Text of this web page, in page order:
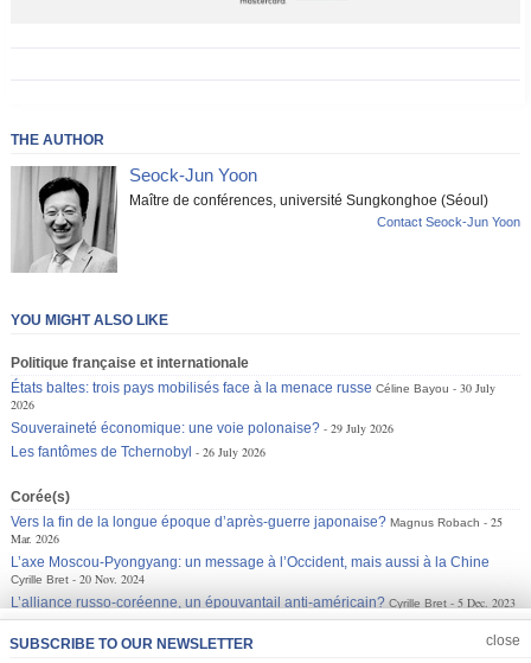
THE AUTHOR
Seock-Jun Yoon
Maître de conférences, université Sungkonghoe (Séoul)
Contact Seock-Jun Yoon
SUBSCRIBE TO OUR NEWSLETTER close
JOIN US CLOSE
YOU MIGHT ALSO LIKE
Politique française et internationale
États baltes: trois pays mobilisés face à la menace russe Céline Bayou
30 July
2026
Souveraineté économique: une voie polonaise?
29 July 2026
Les fantômes de Tchernobyl
26 July 2026
Corée(s)
Vers la fin de la longue époque d’après-guerre japonaise? Magnus Robach
25
Mar. 2026
L’axe Moscou-Pyongyang: un message à l’Occident, mais aussi à la Chine
Cyrille Bret
20 Nov. 2024
L’alliance russo-coréenne, un épouvantail anti-américain? Cyrille Bret 5 Dec. 2023